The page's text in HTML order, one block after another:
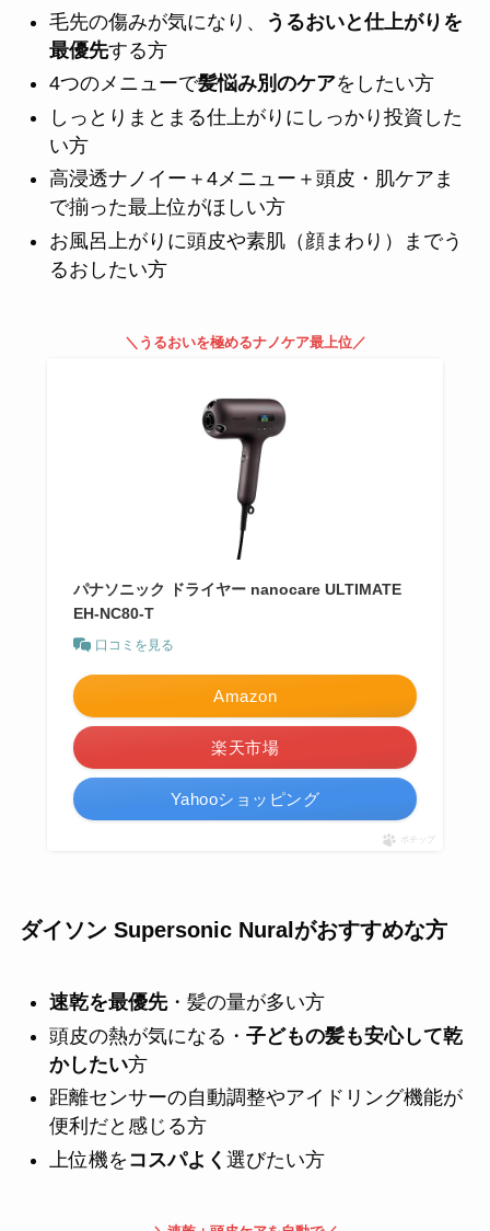
毛先の傷みが気になり、
うるおいと仕上がりを
最優先する方
4つのメニューで髪悩み別のケアをしたい方
しっとりまとまる仕上がりにしっかり投資した
い方
高浸透ナノイー＋4メニュー＋頭皮・肌ケアま
で揃った最上位がほしい方
お風呂上がりに頭皮や素肌（顔まわり）までう
るおしたい方
＼うるおいを極めるナノケア最上位／
パナソニック ドライヤー nanocare ULTIMATE
EH-NC80-T
口コミを見る
Amazon
楽天市場
Yahooショッピング
ポチップ
ダイソン Supersonic Nuralがおすすめな方
速乾を最優先・髪の量が多い方
頭皮の熱が気になる・ 子どもの髪も安心して乾
かしたい方
距離センサーの自動調整やアイドリング機能が
便利だと感じる方
上位機を コスパよく 選びたい方